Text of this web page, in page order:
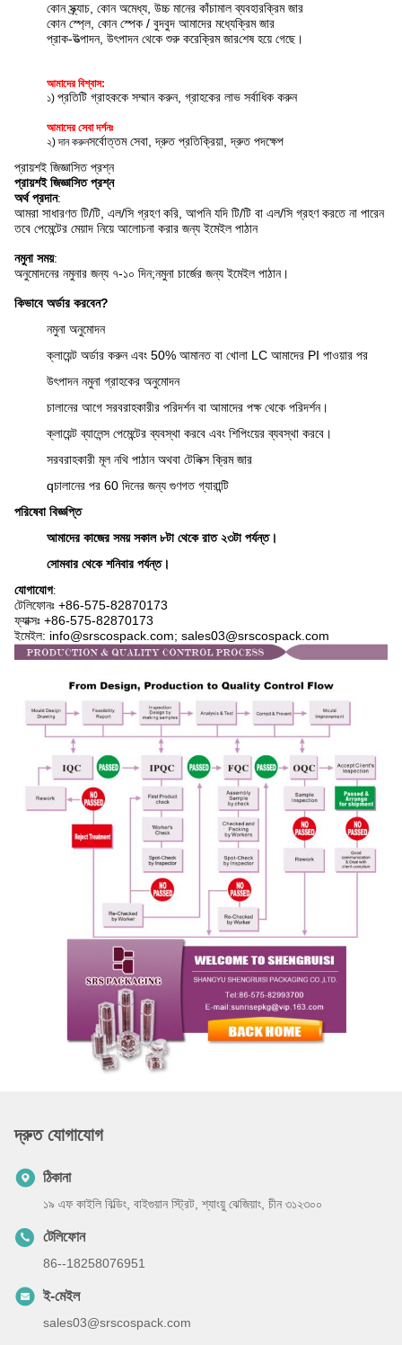
কোন স্ক্র্যাচ, কোন অমেধ্য, উচ্চ মানের কাঁচামাল ব্যবহারক্রিম জার
কোন স্প্লে, কোন স্পেক / বুদবুদ আমাদের মধ্যেক্রিম জার
প্রাক-উত্পাদন, উৎপাদন থেকে শুরু করেক্রিম জারশেষ হয়ে গেছে।
আমাদের বিশ্বাস:
১) প্রতিটি গ্রাহককে সম্মান করুন, গ্রাহকের লাভ সর্বাধিক করুন
আমাদের সেবা দর্শনঃ
২) দান করুনসর্বোত্তম সেবা, দ্রুত প্রতিক্রিয়া, দ্রুত পদক্ষেপ
প্রায়শই জিজ্ঞাসিত প্রশ্ন
প্রায়শই জিজ্ঞাসিত প্রশ্ন
অর্থ প্রদান:
আমরা সাধারণত টি/টি, এল/সি গ্রহণ করি, আপনি যদি টি/টি বা এল/সি গ্রহণ করতে না পারেন
তবে পেমেন্টের মেয়াদ নিয়ে আলোচনা করার জন্য ইমেইল পাঠান
নমুনা সময়:
অনুমোদনের নমুনার জন্য ৭-১০ দিন;নমুনা চার্জের জন্য ইমেইল পাঠান।
কিভাবে অর্ডার করবেন?
নমুনা অনুমোদন
ক্লায়েন্ট অর্ডার করুন এবং 50% আমানত বা খোলা LC আমাদের PI পাওয়ার পর
উৎপাদন নমুনা গ্রাহকের অনুমোদন
চালানের আগে সরবরাহকারীর পরিদর্শন বা আমাদের পক্ষ থেকে পরিদর্শন।
ক্লায়েন্ট ব্যালেন্স পেমেন্টের ব্যবস্থা করবে এবং শিপিংয়ের ব্যবস্থা করবে।
সরবরাহকারী মূল নথি পাঠান অথবা টেলিক্স ক্রিম জার
qচালানের পর 60 দিনের জন্য গুণগত গ্যারান্টি
পরিষেবা বিজ্ঞপ্তি
আমাদের কাজের সময় সকাল ৮টা থেকে রাত ২৩টা পর্যন্ত।
সোমবার থেকে শনিবার পর্যন্ত।
যোগাযোগ:
টেলিফোনঃ +86-575-82870173
ফ্যাক্সঃ +86-575-82870173
ইমেইল: info@srscospack.com; sales03@srscospack.com
দ্রুত যোগাযোগ
ঠিকানা
১৯ এফ কাইলি বিল্ডিং, বাইগুয়ান স্ট্রিট, শ্যাংয়ু ঝেজিয়াং, চীন ৩১২৩০০
টেলিফোন
86--18258076951
ই-মেইল
sales03@srscospack.com